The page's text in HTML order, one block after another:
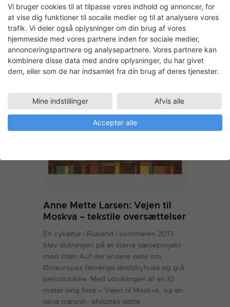
teknik og værktøj i centrum for projektet.
LÆS MERE
Anne Mette Larsen: Østvendt
#2
LÆS MERE
Anne Mette Larsen: Vejen til
Moskva – tekstile oversættelser
En cykeltur i Rusland i sommeren 2013
blev slutningen på et større væveprojekt
med titlen Auf der andere seite om
Østeuropas farverige landsbyhuse og grå
betonblokke. Med udviklingen af en 10
meter lang frise – Vejen til Moskva, og en
serie træsnit– afsluttes dette
Vi bruger cookies til at tilpasse vores indhold og annoncer, for
at vise dig funktioner til socaile medier og til at analysere vores
trafik. Vi deler også oplysninger om din brug af vores
hjemmeside med vores partnere inden for sociale medier,
annonceringspartnere og analysepartnere. Vores partnere kan
kombinere disse data med andre oplysninger, du har givet
dem, eller som de har indsamlet fra din brug af deres tjenester.
Mine indstillinger Afvis alle
Accepter alle